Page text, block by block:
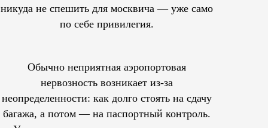
никуда не спешить для москвича — уже само
по себе привилегия.
Обычно неприятная аэропортовая
нервозность возникает из-за
неопределенности: как долго стоять на сдачу
багажа, а потом — на паспортный контроль.